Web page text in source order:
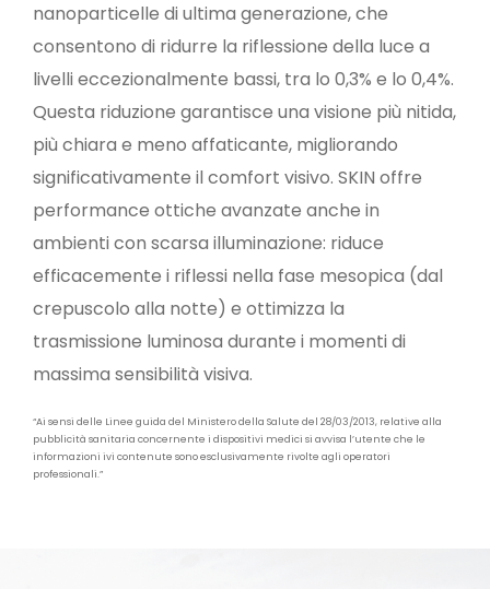
nanoparticelle di ultima generazione, che
consentono di ridurre la riflessione della luce a
livelli eccezionalmente bassi, tra lo 0,3% e lo 0,4%.
Questa riduzione garantisce una visione più nitida,
più chiara e meno affaticante, migliorando
significativamente il comfort visivo. SKIN offre
performance ottiche avanzate anche in
ambienti con scarsa illuminazione: riduce
efficacemente i riflessi nella fase mesopica (dal
crepuscolo alla notte) e ottimizza la
trasmissione luminosa durante i momenti di
massima sensibilità visiva.
“Ai sensi delle Linee guida del Ministero della Salute del 28/03/2013, relative alla
pubblicità sanitaria concernente i dispositivi medici si avvisa l’utente che le
informazioni ivi contenute sono esclusivamente rivolte agli operatori
professionali.”